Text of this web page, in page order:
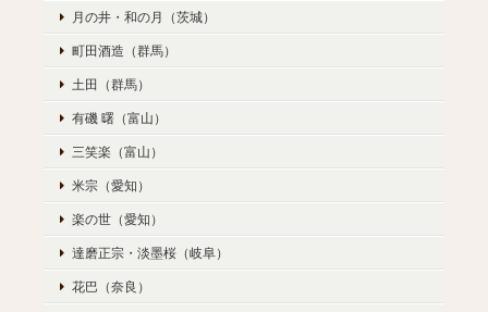
月の井・和の月（茨城）
町田酒造（群馬）
土田（群馬）
有磯 曙（富山）
三笑楽（富山）
米宗（愛知）
楽の世（愛知）
達磨正宗・淡墨桜（岐阜）
花巴（奈良）